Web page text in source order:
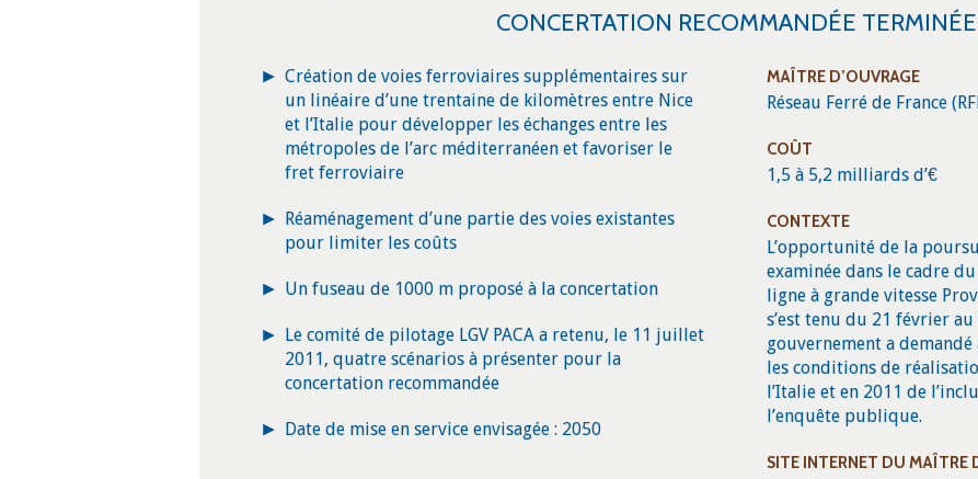
CONCERTATION RECOMMANDÉE TERMINÉE
Création de voies ferroviaires supplémentaires sur
un linéaire d’une trentaine de kilomètres entre Nice
et l’Italie pour développer les échanges entre les
métropoles de l’arc méditerranéen et favoriser le
fret ferroviaire
Réaménagement d’une partie des voies existantes
pour limiter les coûts
Un fuseau de 1000 m proposé à la concertation
Le comité de pilotage LGV PACA a retenu, le 11 juillet
2011, quatre scénarios à présenter pour la
concertation recommandée
Date de mise en service envisagée : 2050
MAÎTRE D’OUVRAGE
Réseau Ferré de France
COÛT
1,5 à 5,2 milliards d’€
CONTEXTE
L’opportunité de la
examinée dans le cadre
ligne à grande vitesse
s’est tenu du 21 février
gouvernement a demandé
les conditions de
l’Italie et en 2011 de
l’enquête publique.
SITE INTERNET DU MAÎTRE